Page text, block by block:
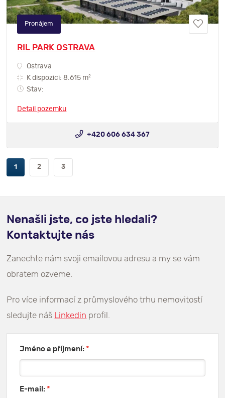
RIL PARK OSTRAVA
Ostrava
K dispozici: 8.615 m2
Stav:
Detail pozemku
Pronájem
+420 606 634 367
1 2 3
Nenašli jste, co jste hledali?
Kontaktujte nás
Zanechte nám svoji emailovou adresu a my se vám
obratem ozveme.
Pro více informací z průmyslového trhu nemovitostí
sledujte náš
Linkedin profil.
Jméno a příjmení:*
E-mail:*